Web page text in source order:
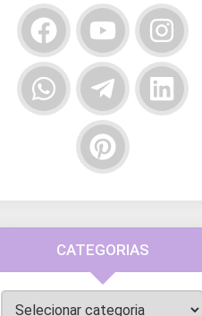
CATEGORIAS
Categorias